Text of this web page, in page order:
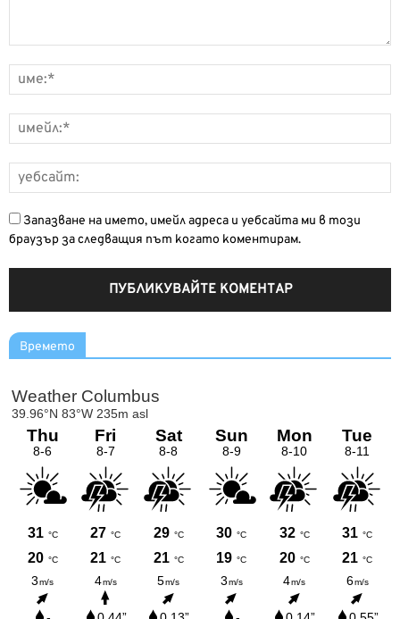
Запазване на името, имейл адреса и уебсайта ми в този
браузър за следващия път когато коментирам.
Времето